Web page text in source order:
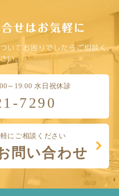
せはお気軽に
いてお困りでしたらご相談く
い。